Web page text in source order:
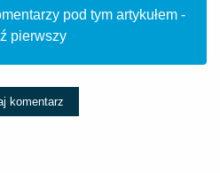
pod tym artykułem -
pierwszy
komentarz